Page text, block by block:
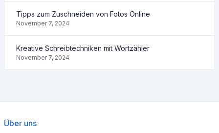
Tipps zum Zuschneiden von Fotos Online
November 7, 2024
Kreative Schreibtechniken mit Wortzähler
November 7, 2024
Über uns